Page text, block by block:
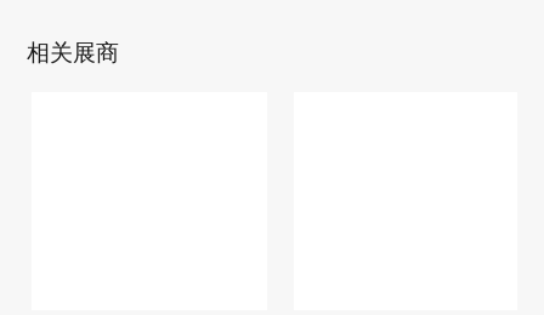
相关展商